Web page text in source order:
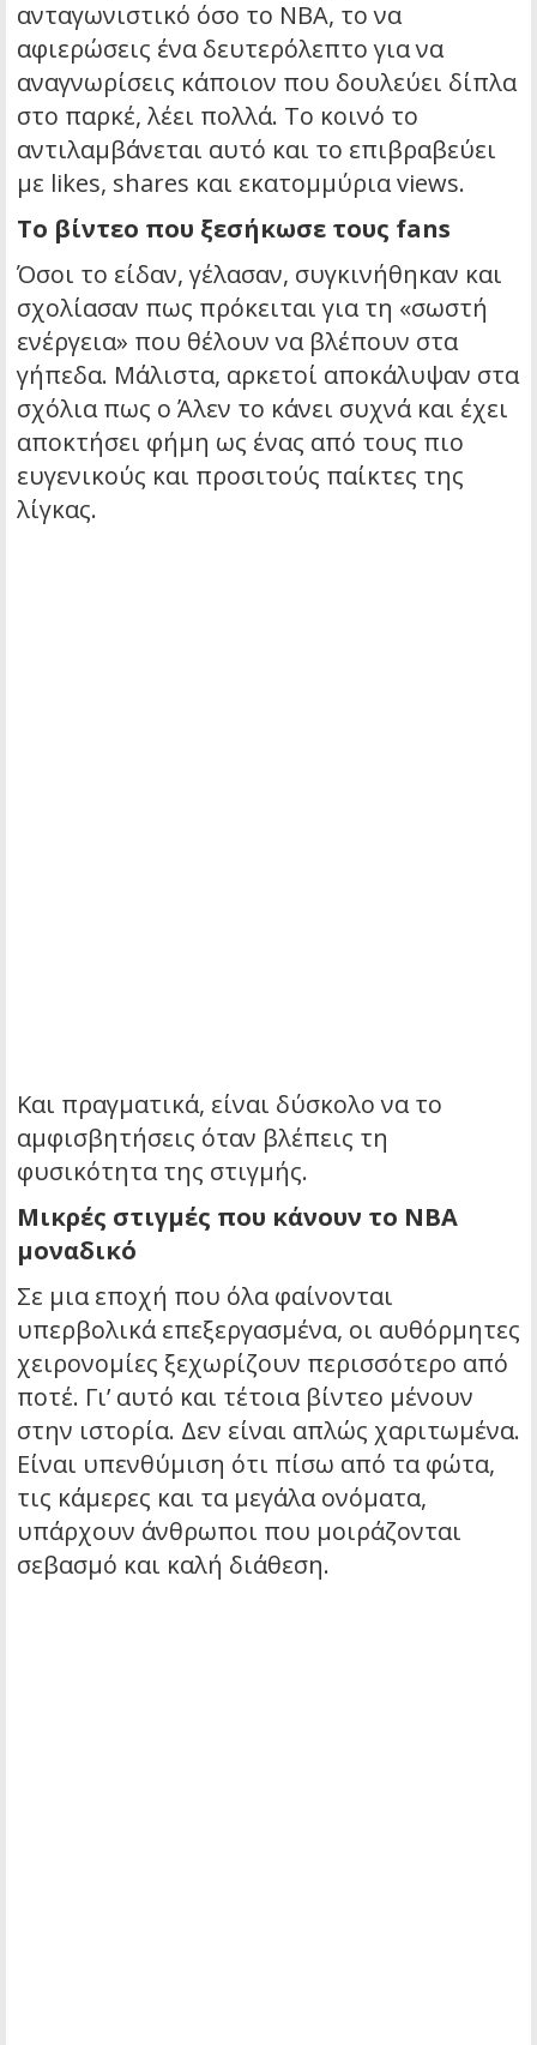
ανταγωνιστικό όσο το NBA, το να
αφιερώσεις ένα δευτερόλεπτο για να
αναγνωρίσεις κάποιον που δουλεύει δίπλα
στο παρκέ, λέει πολλά. Το κοινό το
αντιλαμβάνεται αυτό και το επιβραβεύει
με likes, shares και εκατομμύρια views.
Το βίντεο που ξεσήκωσε τους fans
Όσοι το είδαν, γέλασαν, συγκινήθηκαν και
σχολίασαν πως πρόκειται για τη «σωστή
ενέργεια» που θέλουν να βλέπουν στα
γήπεδα. Μάλιστα, αρκετοί αποκάλυψαν στα
σχόλια πως ο Άλεν το κάνει συχνά και έχει
αποκτήσει φήμη ως ένας από τους πιο
ευγενικούς και προσιτούς παίκτες της
λίγκας.
Και πραγματικά, είναι δύσκολο να το
αμφισβητήσεις όταν βλέπεις τη
φυσικότητα της στιγμής.
Μικρές στιγμές που κάνουν το NBA
μοναδικό
Σε μια εποχή που όλα φαίνονται
υπερβολικά επεξεργασμένα, οι αυθόρμητες
χειρονομίες ξεχωρίζουν περισσότερο από
ποτέ. Γι’ αυτό και τέτοια βίντεο μένουν
στην ιστορία. Δεν είναι απλώς χαριτωμένα.
Είναι υπενθύμιση ότι πίσω από τα φώτα,
τις κάμερες και τα μεγάλα ονόματα,
υπάρχουν άνθρωποι που μοιράζονται
σεβασμό και καλή διάθεση.